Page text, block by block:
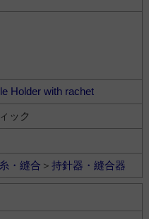
Holder with rachet
ック
・縫合 ＞ 持針器・縫合器